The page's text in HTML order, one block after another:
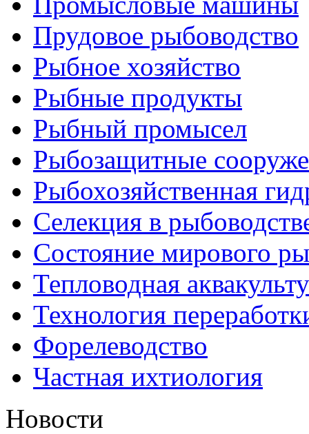
Прудовое рыбоводство
Рыбное хозяйство
Рыбные продукты
Рыбный промысел
Рыбозащитные
Рыбохозяйственная
Селекция в
Состояние мирового
Тепловодная
Технология
Форелеводство
Частная ихтиология
Новости